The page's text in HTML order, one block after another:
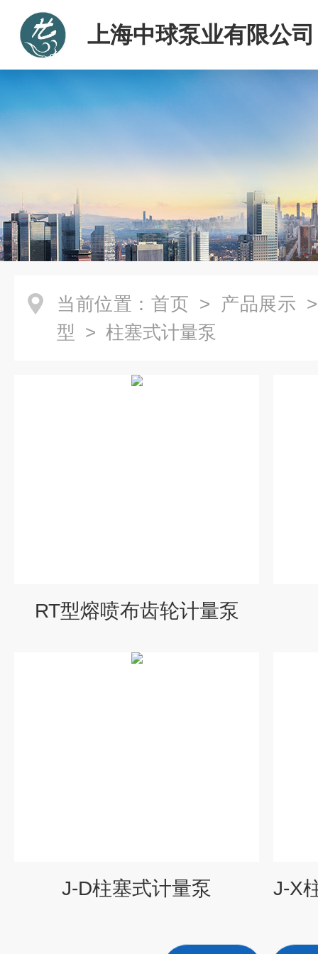
上海中球泵业有限公司
当前位置： 首页 > 产品展示
型 > 柱塞式计量泵
RT型熔喷布齿轮计量泵
J-D柱塞式计量泵